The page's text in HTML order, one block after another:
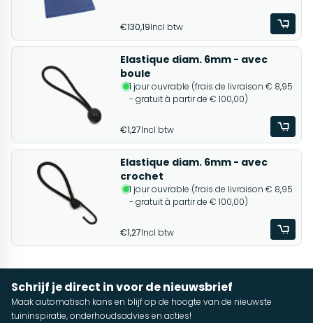
€130,19Incl btw
Elastique diam. 6mm - avec
boule
1 jour ouvrable (frais de livraison € 8,95
- gratuit à partir de € 100,00)
€1,27Incl btw
Elastique diam. 6mm - avec
crochet
1 jour ouvrable (frais de livraison € 8,95
- gratuit à partir de € 100,00)
€1,27Incl btw
Schrijf je direct in voor de nieuwsbrief
Maak automatisch kans en blijf op de hoogte van de nieuwste
tuininspiratie, onderhoudsadvies en acties!